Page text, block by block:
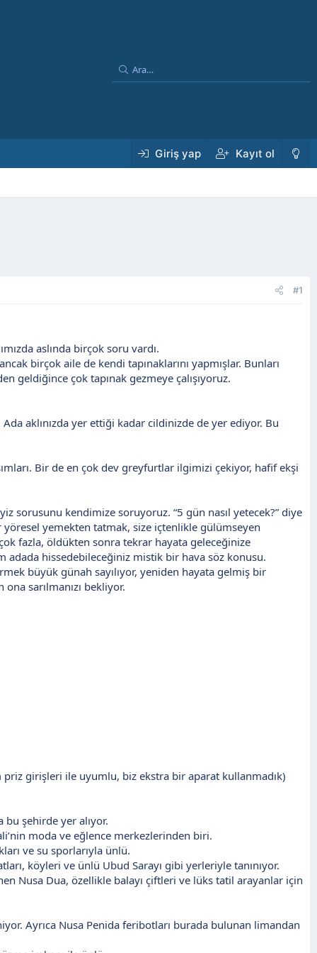
Giriş yap Kayıt ol
#1
aslında birçok soru vardı.
birçok aile de kendi tapınaklarını yapmışlar. Bunları
geldiğince çok tapınak gezmeye çalışıyoruz.
aklınızda yer ettiği kadar cildinizde de yer ediyor. Bu
Bir de en çok dev greyfurtlar ilgimizi çekiyor, hafif ekşi
sorusunu kendimize soruyoruz. “5 gün nasıl yetecek?” diye
yemekten tatmak, size içtenlikle gülümseyen
fazla, öldükten sonra tekrar hayata geleceğinize
adada hissedebileceğiniz mistik bir hava söz konusu.
büyük günah sayılıyor, yeniden hayata gelmiş bir
sarılmanızı bekliyor.
priz girişleri ile uyumlu, biz ekstra bir aparat kullanmadık)
bu şehirde yer alıyor.
moda ve eğlence merkezlerinden biri.
ve su sporlarıyla ünlü.
köyleri ve ünlü Ubud Sarayı gibi yerleriyle tanınıyor.
Nusa Dua, özellikle balayı çiftleri ve lüks tatil arayanlar için
Ayrıca Nusa Penida feribotları burada bulunan limandan